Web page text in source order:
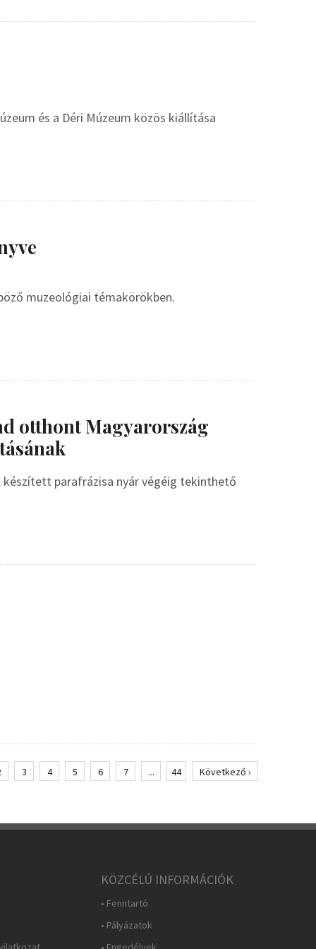
és a Déri Múzeum közös kiállítása
muzeológiai témakörökben.
otthont Magyarország
készített parafrázisa nyár végéig tekinthető
3 4 5 6 7 ... 44 Következő ›
KÖZCÉLÚ INFORMÁCIÓK
• Fenntartó
• Pályázatok